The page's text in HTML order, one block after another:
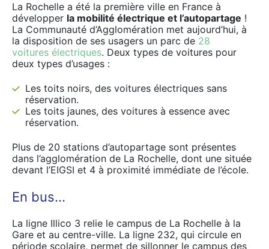
La Rochelle a été la première ville en France à
développer la mobilité électrique et l’autopartage !
La Communauté d’Agglomération met aujourd’hui, à
la disposition de ses usagers un parc de 28
voitures électriques. Deux types de voitures pour
deux types d’usages :
Les toits noirs, des voitures électriques sans
réservation.
Les toits jaunes, des voitures à essence avec
réservation.
Plus de 20 stations d’autopartage sont présentes
dans l’agglomération de La Rochelle, dont une située
devant l’EIGSI et 4 à proximité immédiate de l’école.
En bus…
La ligne Illico 3 relie le campus de La Rochelle à la
Gare et au centre-ville. La ligne 232, qui circule en
période scolaire, permet de sillonner le campus des